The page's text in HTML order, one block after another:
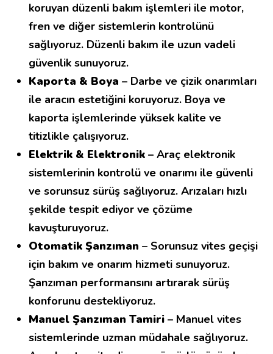
koruyan düzenli bakım işlemleri ile motor,
fren ve diğer sistemlerin kontrolünü
sağlıyoruz. Düzenli bakım ile uzun vadeli
güvenlik sunuyoruz.
Kaporta & Boya – Darbe ve çizik onarımları
ile aracın estetiğini koruyoruz. Boya ve
kaporta işlemlerinde yüksek kalite ve
titizlikle çalışıyoruz.
Elektrik & Elektronik – Araç elektronik
sistemlerinin kontrolü ve onarımı ile güvenli
ve sorunsuz sürüş sağlıyoruz. Arızaları hızlı
şekilde tespit ediyor ve çözüme
kavuşturuyoruz.
Otomatik Şanzıman – Sorunsuz vites geçişi
için bakım ve onarım hizmeti sunuyoruz.
Şanzıman performansını artırarak sürüş
konforunu destekliyoruz.
Manuel Şanzıman Tamiri – Manuel vites
sistemlerinde uzman müdahale sağlıyoruz.